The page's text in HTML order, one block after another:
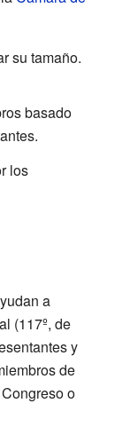
su tamaño.
basado
los
a
(117º, de
y
de
o